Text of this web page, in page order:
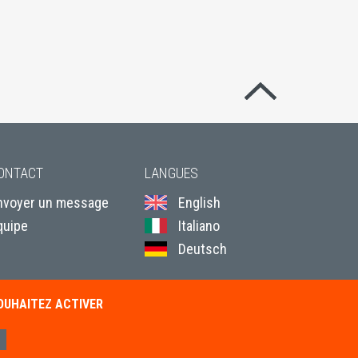
un message
LANGUES
English
Italiano
Deutsch
de ventes
ACTIVER